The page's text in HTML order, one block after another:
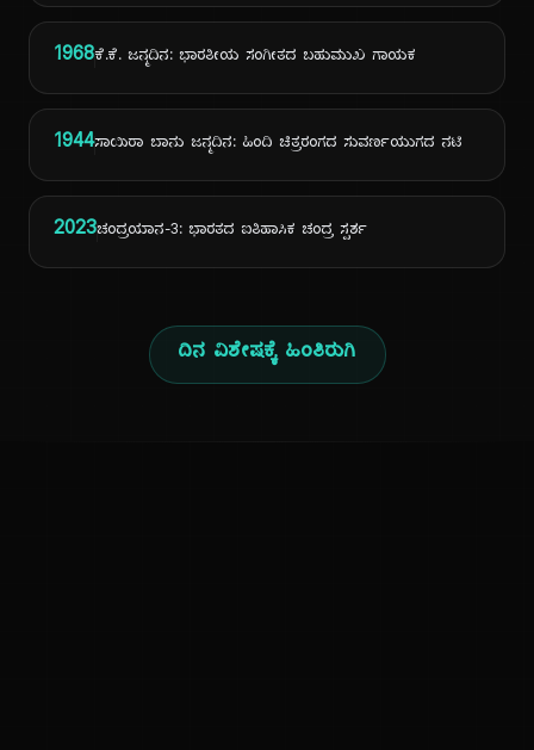
1968ಕೆ.ಕೆ. ಜನ್ಮದಿನ: ಭಾರತೀಯ ಸಂಗೀತದ ಬಹುಮುಖ ಗಾಯಕ
1944ಸಾಯಿರಾ ಬಾನು ಜನ್ಮದಿನ: ಹಿಂದಿ ಚಿತ್ರರಂಗದ ಸುವರ್ಣಯುಗದ ನಟಿ
2023ಚಂದ್ರಯಾನ-3: ಭಾರತದ ಐತಿಹಾಸಿಕ ಚಂದ್ರ ಸ್ಪರ್ಶ
ದಿನ ವಿಶೇಷಕ್ಕೆ ಹಿಂತಿರುಗಿ